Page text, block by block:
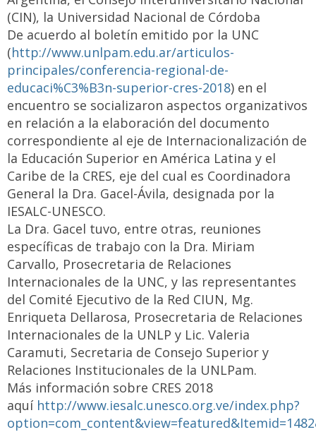
(CIN), la Universidad Nacional de Córdoba
De acuerdo al boletín emitido por la UNC
(http://www.unlpam.edu.ar/articulos-
principales/conferencia-regional-de-
educaci%C3%B3n-superior-cres-2018) en el
encuentro se socializaron aspectos organizativos
en relación a la elaboración del documento
correspondiente al eje de Internacionalización de
la Educación Superior en América Latina y el
Caribe de la CRES, eje del cual es Coordinadora
General la Dra. Gacel-Ávila, designada por la
IESALC-UNESCO.
La Dra. Gacel tuvo, entre otras, reuniones
específicas de trabajo con la Dra. Miriam
Carvallo, Prosecretaria de Relaciones
Internacionales de la UNC, y las representantes
del Comité Ejecutivo de la Red CIUN, Mg.
Enriqueta Dellarosa, Prosecretaria de Relaciones
Internacionales de la UNLP y Lic. Valeria
Caramuti, Secretaria de Consejo Superior y
Relaciones Institucionales de la UNLPam.
Más información sobre CRES 2018
aquí http://www.iesalc.unesco.org.ve/index.php?